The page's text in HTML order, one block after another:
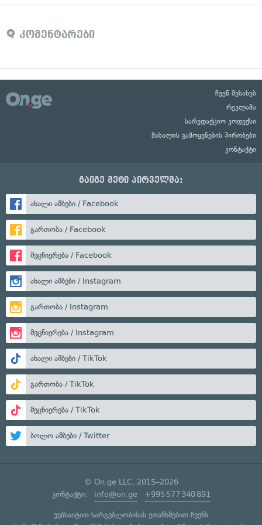
კომენტარები
ჩვენ შესახებ
რეკლამა
სარედაქციო კოდექსი
მასალის გამოყენების პირობები
კონტაქტი
გაიგე მეტი პირველმა:
ახალი ამბები / Facebook
გართობა / Facebook
მეცნიერება / Facebook
ახალი ამბები / Instagram
გართობა / Instagram
მეცნიერება / Instagram
ახალი ამბები / TikTok
გართობა / TikTok
მეცნიერება / TikTok
ბოლო ამბები / Twitter
© On.ge LLC, 2015–2026
კონტაქტი: info@on.ge +995 577 340 891
ვებსაიტით სარგებლობისას ეთანხმებით ჩვენს